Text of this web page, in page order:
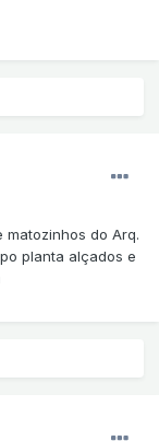
do Arq.
planta alçados e